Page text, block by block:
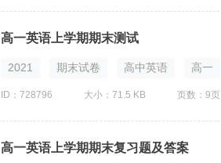
高一英语上学期期末测试
2021 期末试卷 高中英语 高一
ID：728796 大小：71.5 KB 页数：9页
高一英语上学期期末复习题及答案